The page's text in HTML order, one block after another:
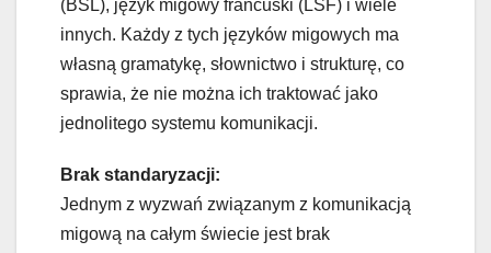
(BSL), język migowy francuski (LSF) i wiele
innych. Każdy z tych języków migowych ma
własną gramatykę, słownictwo i strukturę, co
sprawia, że ​​nie można ich traktować jako
jednolitego systemu komunikacji.
Brak standaryzacji:
Jednym z wyzwań związanym z komunikacją
migową na całym świecie jest brak